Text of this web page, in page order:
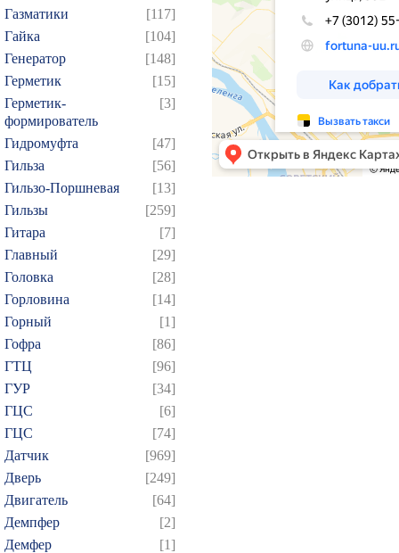
Газматики
[117]
Гайка
[104]
Генератор
[148]
Герметик
[15]
Герметик-
формирователь
[3]
Гидромуфта
[47]
Гильза
[56]
Гильзо-Поршневая
[13]
Гильзы
[259]
Гитара
[7]
Главный
[29]
Головка
[28]
Горловина
[14]
Горный
[1]
Гофра
[86]
ГТЦ
[96]
ГУР
[34]
ГЦC
[6]
ГЦС
[74]
Датчик
[969]
Дверь
[249]
Двигатель
[64]
Демпфер
[2]
Демфер
[1]